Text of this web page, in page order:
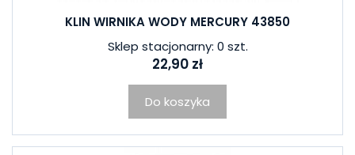
KLIN WIRNIKA WODY MERCURY 43850
Sklep stacjonarny: 0 szt.
22,90 zł
Do koszyka